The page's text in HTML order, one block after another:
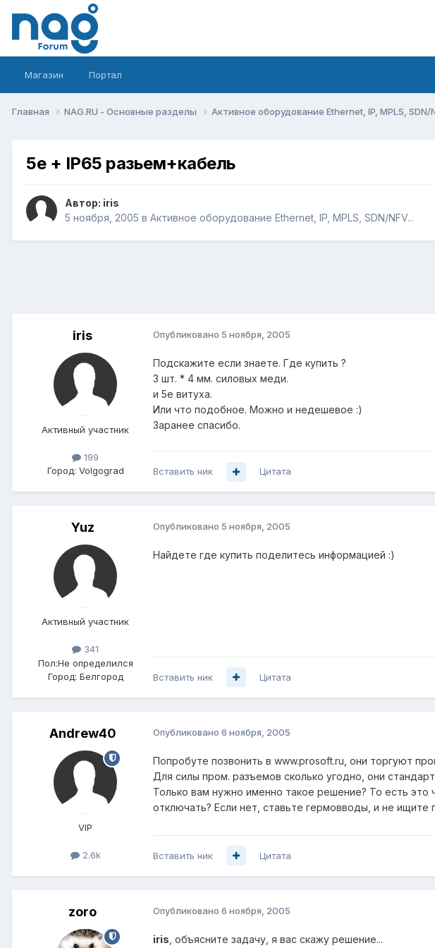
Магазин Портал
Главная NAG.RU - Основные разделы Активное оборудование Ethernet, IP, MPLS, SDN/
5e + IP65 разьем+кабель
Автор: iris
5 ноября, 2005 в Активное оборудование Ethernet, IP, MPLS, SDN/NFV...
iris
Активный участник
199
Город: Volgograd
Опубликовано 5 ноября, 2005
Подскажите если знаете. Где купить ?
3 шт. * 4 мм. силовых меди.
и 5е витуха.
Или что подобное. Можно и недешевое :)
Заранее спасибо.
Вставить ник Цитата
Yuz
Активный участник
341
Пол:Не определился
Город: Белгород
Опубликовано 5 ноября, 2005
Найдете где купить поделитесь информацией :)
Вставить ник Цитата
Andrew40
VIP
2.6k
Опубликовано 6 ноября, 2005
Попробуте позвонить в www.prosoft.ru, они торгуют
Для силы пром. разъемов сколько угодно, они
Только вам нужно именно такое решение? То есть это
отключать? Если нет, ставьте гермовводы, и не
Вставить ник Цитата
zoro Опубликовано 6 ноября, 2005
iris , объясните задачу, я вас скажу решение...